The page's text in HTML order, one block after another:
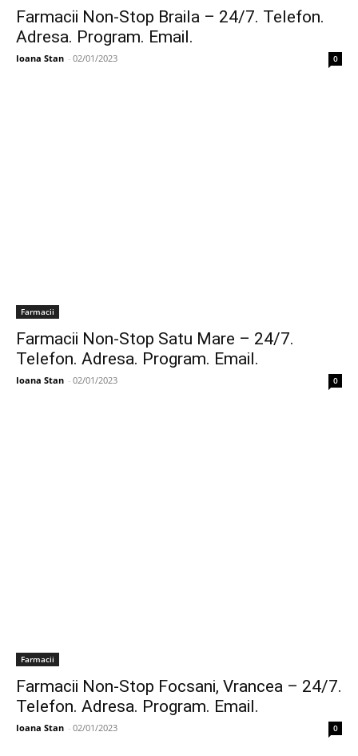
Farmacii Non-Stop Braila – 24/7. Telefon.
Adresa. Program. Email.
Ioana Stan - 02/01/2023 0
Farmacii
Farmacii Non-Stop Satu Mare – 24/7.
Telefon. Adresa. Program. Email.
Ioana Stan - 02/01/2023 0
Farmacii
Farmacii Non-Stop Focsani, Vrancea – 24/7.
Telefon. Adresa. Program. Email.
Ioana Stan - 02/01/2023 0